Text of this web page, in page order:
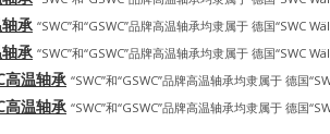
承 “SWC”和“GSWC”品牌高温轴承均隶属于 德国“SWC
承 “SWC”和“GSWC”品牌高温轴承均隶属于 德国“SWC
高温轴承 “SWC”和“GSWC”品牌高温轴承均隶属于 德国
高温轴承 “SWC”和“GSWC”品牌高温轴承均隶属于 德国